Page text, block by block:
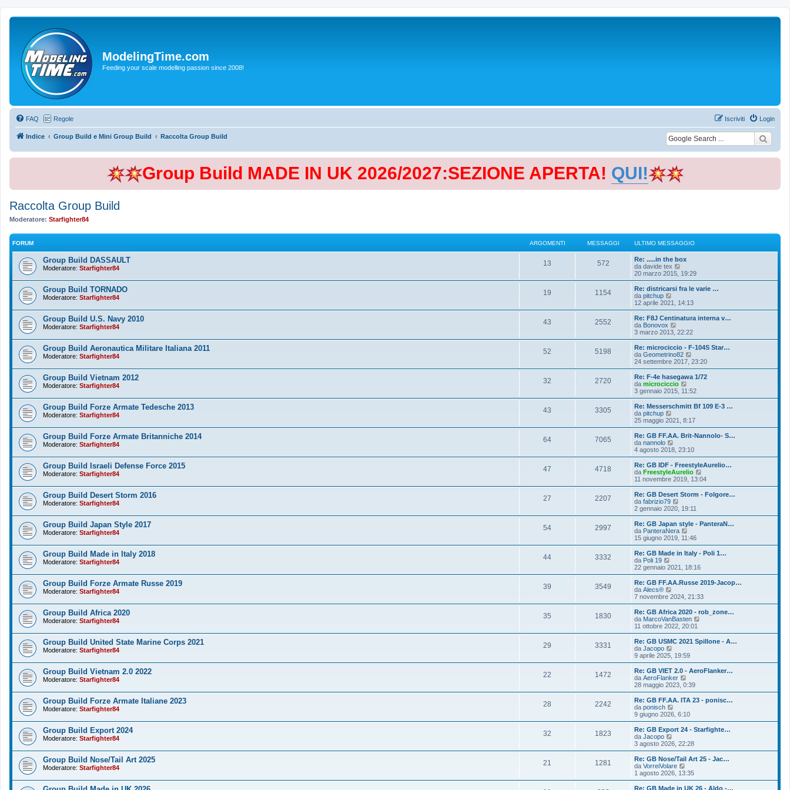
ModelingTime.com
Feeding your scale modelling passion since 2008!
FAQ Regole Login
Iscriviti
Indice Group Build e Mini Group Build Raccolta Group Build
Group Build MADE IN UK 2026/2027:SEZIONE APERTA! QUI!
Raccolta Group Build
Moderatore: Starfighter84
FORUM ARGOMENTI MESSAGGI ULTIMO MESSAGGIO
Group Build DASSAULT
Moderatore: Starfighter84
13 572
Re: .....in the box
da davide tex
e
d
i
l
m
o
m
s
s
a
g
g
i
o
20 marzo 2015, 19:29
Group Build TORNADO
Moderatore: Starfighter84
19 1154
Re: districarsi fra le varie …
da pitchup
e
d
i
u
l
m
o
m
s
s
a
g
g
o
12 aprile 2021, 14:13
Group Build U.S. Navy 2010
Moderatore: Starfighter84
43 2552
Re: F8J Centinatura interna v…
da Bonovox
e
d
i
u
l
m
o
m
s
a
g
g
o
3 marzo 2013, 22:22
Group Build Aeronautica Militare Italiana 2011
Moderatore: Starfighter84
52 5198
Re: microciccio - F-104S Star…
da Geometrino82
e
d
i
l
m
o
m
s
a
g
g
i
o
24 settembre 2017, 23:20
Group Build Vietnam 2012
Moderatore: Starfighter84
32 2720
Re: F-4e hasegawa 1/72
da microciccio
e
d
i
l
i
m
o
m
s
s
a
g
g
o
3 gennaio 2015, 11:52
Group Build Forze Armate Tedesche 2013
Moderatore: Starfighter84
43 3305
Re: Messerschmitt Bf 109 E-3 …
da pitchup
e
d
i
u
l
m
o
m
s
s
a
g
g
i
o
25 maggio 2021, 8:17
Group Build Forze Armate Britanniche 2014
Moderatore: Starfighter84
64 7065
Re: GB FF.AA. Brit-Nannolo- S…
da nannolo
e
d
i
u
l
m
o
m
s
s
a
g
g
o
4 agosto 2018, 23:10
Group Build Israeli Defense Force 2015
Moderatore: Starfighter84
47 4718
Re: GB IDF - FreestyleAurelio…
da FreestyleAurelio
e
d
i
m
s
g
g
o
11 novembre 2019, 13:04
Group Build Desert Storm 2016
Moderatore: Starfighter84
27 2207
Re: GB Desert Storm - Folgore…
da fabrizio79
e
d
i
u
m
o
m
s
a
g
g
i
o
2 gennaio 2020, 19:11
Group Build Japan Style 2017
Moderatore: Starfighter84
54 2997
Re: GB Japan style - PanteraN…
da PanteraNera
e
d
i
l
m
o
m
s
s
a
g
g
o
15 giugno 2019, 11:46
Group Build Made in Italy 2018
Moderatore: Starfighter84
44 3332
Re: GB Made in Italy - Poli 1…
da Poli 19
e
d
i
u
l
m
o
m
s
s
a
g
g
i
o
22 gennaio 2021, 18:16
Group Build Forze Armate Russe 2019
Moderatore: Starfighter84
39 3549
Re: GB FF.AA.Russe 2019-Jacop…
da Alecs®
e
d
i
u
l
i
m
o
m
s
s
a
g
g
i
o
7 novembre 2024, 21:33
Group Build Africa 2020
Moderatore: Starfighter84
35 1830
Re: GB Africa 2020 - rob_zone…
da MarcoVanBasten
d
i
u
m
s
g
g
11 ottobre 2022, 20:01
Group Build United State Marine Corps 2021
Moderatore: Starfighter84
29 3331
Re: GB USMC 2021 Spillone - A…
da Jacopo
e
d
u
l
i
m
o
m
s
a
g
g
i
o
9 aprile 2025, 19:59
Group Build Vietnam 2.0 2022
Moderatore: Starfighter84
22 1472
Re: GB VIET 2.0 - AeroFlanker…
da AeroFlanker
e
d
i
l
i
m
o
m
s
a
g
28 maggio 2023, 0:39
Group Build Forze Armate Italiane 2023
Moderatore: Starfighter84
28 2242
Re: GB FF.AA. ITA 23 - ponisc…
da ponisch
e
d
i
l
t
i
m
o
m
9 giugno 2026, 6:10
Group Build Export 2024
Moderatore: Starfighter84
32 1823
Re: GB Export 24 - Starfighte…
da Jacopo
e
d
i
u
l
3 agosto 2026, 22:28
Group Build Nose/Tail Art 2025
Moderatore: Starfighter84
21 1281
Re: GB Nose/Tail Art 25 - Jac…
da VorreiVolare
e
d
i
1 agosto 2026, 13:35
Re: GB Made in UK 26 - Aldo -…